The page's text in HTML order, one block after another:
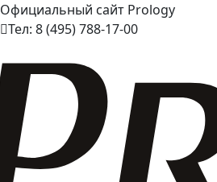
Официальный сайт Prology
Тел: 8 (495) 788-17-00